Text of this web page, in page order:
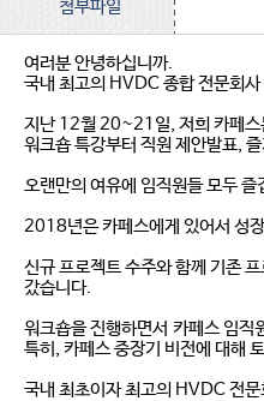
첨부파일
여러분 안녕하십니까.
국내 최고의 HVDC 종합 전문회
지난 12월 20~21일, 저희 카페스
워크숍 특강부터 직원 제안발표,
오랜만의 여유에 임직원들 모두
2018년은 카페스에게 있어서 성
신규 프로젝트 수주와 함께 기존
갔습니다.
워크숍을 진행하면서 카페스 임직
특히, 카페스 중장기 비전에 대해
국내 최초이자 최고의 HVDC 전